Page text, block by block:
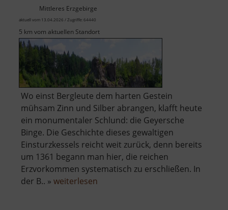
Mittleres Erzgebirge
aktuell vom 13.04.2026 / Zugriffe: 64440
5 km vom aktuellen Standort
Wo einst Bergleute dem harten Gestein
mühsam Zinn und Silber abrangen, klafft heute
ein monumentaler Schlund: die Geyersche
Binge. Die Geschichte dieses gewaltigen
Einsturzkessels reicht weit zurück, denn bereits
um 1361 begann man hier, die reichen
Erzvorkommen systematisch zu erschließen. In
der B.. » weiterlesen